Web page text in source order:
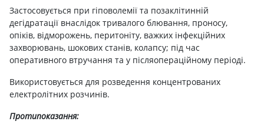
Застосовується при гіповолемії та позаклітинній
дегідратації внаслідок тривалого блювання, проносу,
опіків, відморожень, перитоніту, важких інфекційних
захворювань, шокових станів, колапсу; під час
оперативного втручання та у післяопераційному періоді.
Використовується для розведення концентрованих
електролітних розчинів.
Протипоказання: